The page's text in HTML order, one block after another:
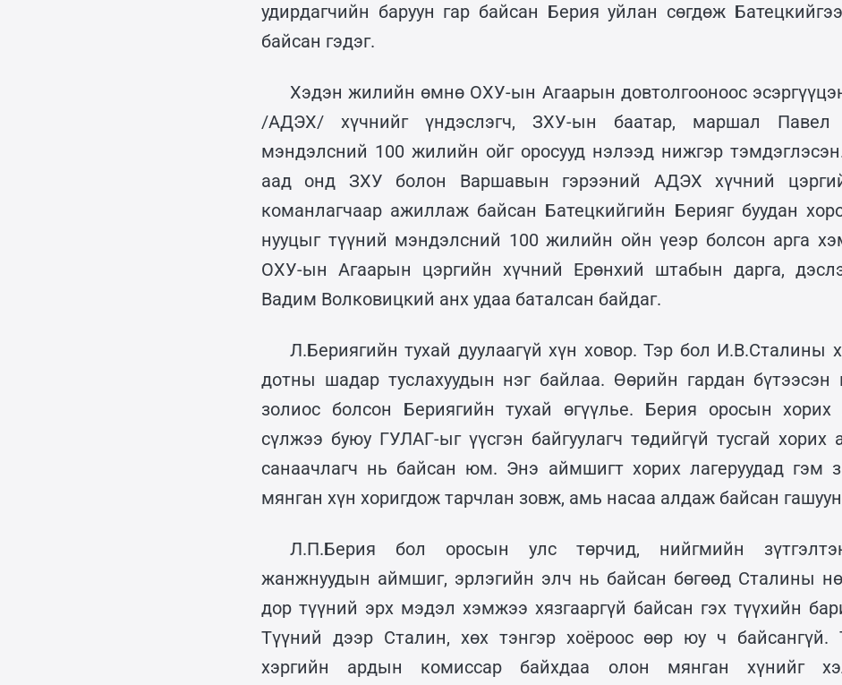
удирдагчийн баруун гар байсан Берия уйлан сөгдөж
байсан гэдэг.
Хэдэн жилийн өмнө ОХУ-ын Агаарын довтолгооноос
/АДЭХ/ хүчнийг үндэслэгч, ЗХУ-ын баатар, маршал Павел
мэндэлсний 100 жилийн ойг оросууд нэлээд нижгэр
аад онд ЗХУ болон Варшавын гэрээний АДЭХ хүчний
команлагчаар ажиллаж байсан Батецкийгийн Берияг буудан
нууцыг түүний мэндэлсний 100 жилийн ойн үеэр болсон арга
ОХУ-ын Агаарын цэргийн хүчний Ерөнхий штабын дарга,
Вадим Волковицкий анх удаа баталсан байдаг.
Л.Бериягийн тухай дуулаагүй хүн ховор. Тэр бол И.В.Сталины
дотны шадар туслахуудын нэг байлаа. Өөрийн гардан
золиос болсон Бериягийн тухай өгүүлье. Берия оросын хорих
сүлжээ буюу ГУЛАГ-ыг үүсгэн байгуулагч төдийгүй тусгай хорих
санаачлагч нь байсан юм. Энэ аймшигт хорих лагеруудад гэм
мянган хүн хоригдож тарчлан зовж, амь насаа алдаж байсан гашуун
Л.П.Берия бол оросын улс төрчид, нийгмийн
жанжнуудын аймшиг, эрлэгийн элч нь байсан бөгөөд Сталины
дор түүний эрх мэдэл хэмжээ хязгааргүй байсан гэх түүхийн
Түүний дээр Сталин, хөх тэнгэр хоёроос өөр юу ч байсангүй.
хэргийн ардын комиссар байхдаа олон мянган хүнийг